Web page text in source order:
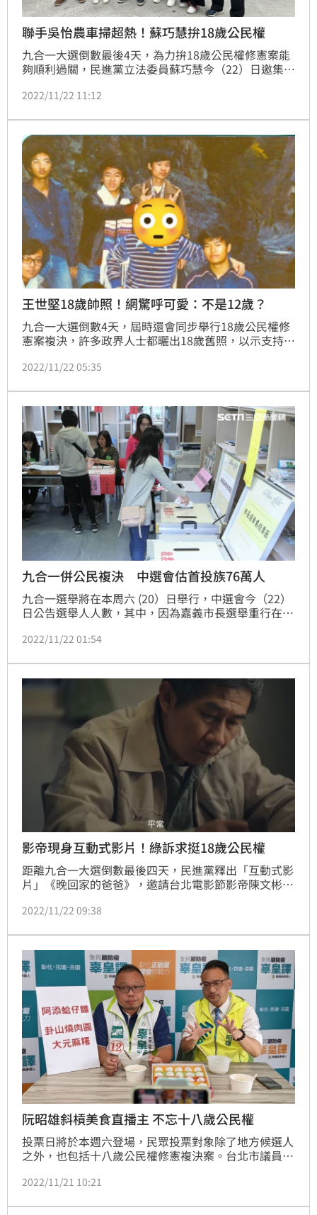
聯手吳怡農車掃超熱！蘇巧慧拚18歲公民權
九合一大選倒數最後4天，為力拚18歲公民權修憲案能
夠順利過關，民進黨立法委員蘇巧慧今（22）日邀集新
員候選人翁震州、彭一書，橫跨新莊、土城、及中和接
同時呼籲鄉親支持18歲公民權，希望衝出破千萬張修憲
同意票。
2022/11/22 11:12
王世堅18歲帥照！網驚呼可愛：不是12歲？
九合一大選倒數4天，屆時還會同步舉行18歲公民權修
憲案複決，許多政界人士都曬出18歲舊照，以示支持
早也曬出18歲青澀照，喊「回家投票支持18歲公民
2022/11/22 05:35
九合一併公民複決 中選會估首投族76萬人
九合一選舉將在本周六 (20）日舉行，中選會今（22）
日公告選舉人人數，其中，因為嘉義市長選舉重行在12
萬7,771人，直轄市、縣市議員選舉人人數為1,912萬
票，投票權人人數為1,923萬9,392人。中選會推估，首
投族約76萬人。
2022/11/22 01:54
影帝現身互動式影片！綠訴求挺18歲公民權
距離九合一大選倒數最後四天，民進黨釋出「互動式影
片」《晚回家的爸爸》，邀請台北電影節影帝陳文彬演
能夠自己做選擇。民進黨今（22）日指出，影片也以
首長做最後的催票。
2022/11/22 09:38
阮昭雄斜槓美食直播主 不忘十八歲公民權
投票日將於本週六登場，民眾投票對象除了地方候選人
之外，也包括十八歲公民權修憲複決案。台北市議員阮
行美食直播及車隊掃街，加強十八歲公民權推廣力道，
2022/11/21 10:21